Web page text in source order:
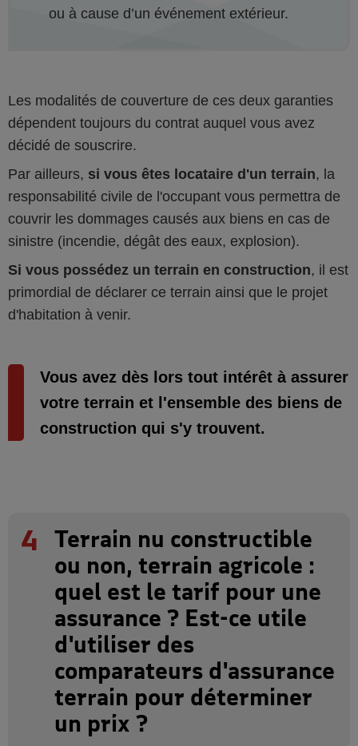
ou à cause d’un événement extérieur.
Les modalités de couverture de ces deux garanties
dépendent toujours du contrat auquel vous avez
décidé de souscrire.
Par ailleurs, si vous êtes locataire d'un terrain, la
responsabilité civile de l'occupant vous permettra de
couvrir les dommages causés aux biens en cas de
sinistre (incendie, dégât des eaux, explosion).
Si vous possédez un terrain en construction, il est
primordial de déclarer ce terrain ainsi que le projet
d'habitation à venir.
Vous avez dès lors tout intérêt à assurer
votre terrain et l'ensemble des biens de
construction qui s'y trouvent.
4
Terrain nu constructible
ou non, terrain agricole :
quel est le tarif pour une
assurance ? Est-ce utile
d'utiliser des
comparateurs d'assurance
terrain pour déterminer
un prix ?